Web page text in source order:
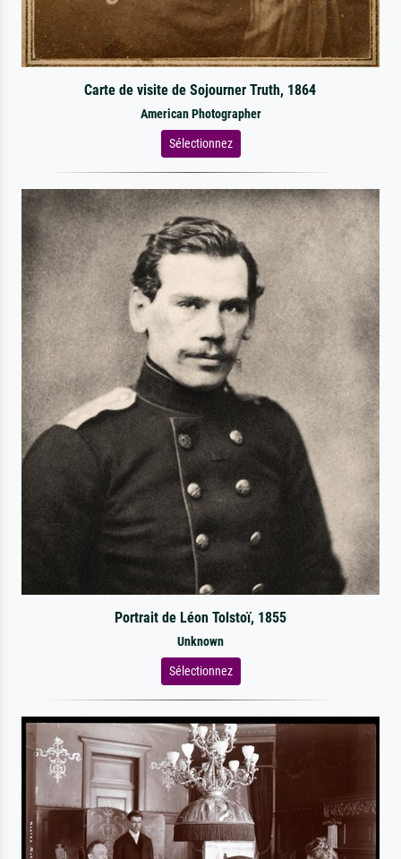
Carte de visite de Sojourner Truth, 1864
American Photographer
Sélectionnez
Portrait de Léon Tolstoï, 1855
Unknown
Sélectionnez